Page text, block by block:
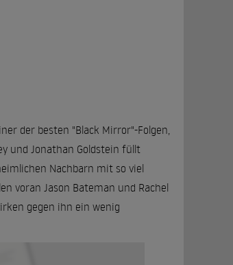
der besten "Black Mirror"-Folgen,
und Jonathan Goldstein füllt
Nachbarn mit so viel
voran Jason Bateman und Rachel
gegen ihn ein wenig